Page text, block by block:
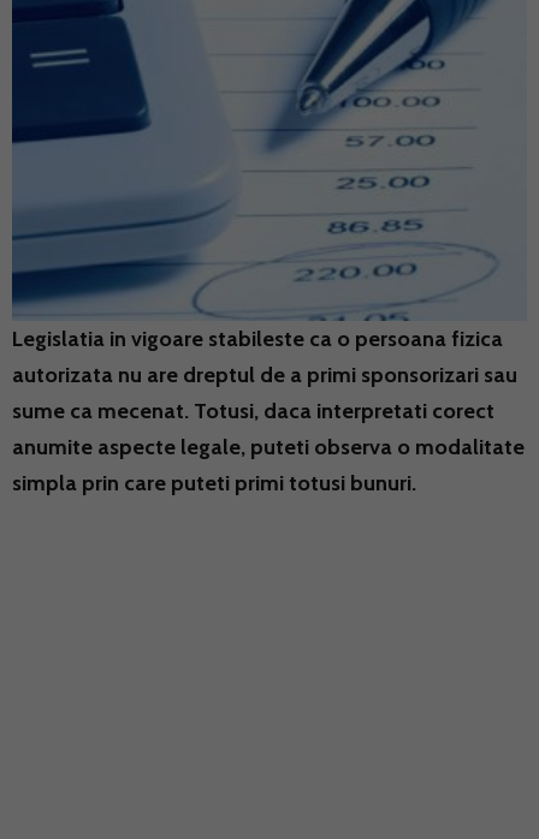
Legislatia in vigoare stabileste ca o persoana fizica
autorizata nu are dreptul de a primi sponsorizari sau
sume ca mecenat. Totusi, daca interpretati corect
anumite aspecte legale, puteti observa o modalitate
simpla prin care puteti primi totusi bunuri.